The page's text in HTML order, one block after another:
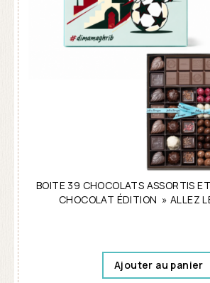
BOITE 39 CHOCOLATS ASSORTIS
CHOCOLAT ÉDITION » ALLEZ
Ajouter au panier